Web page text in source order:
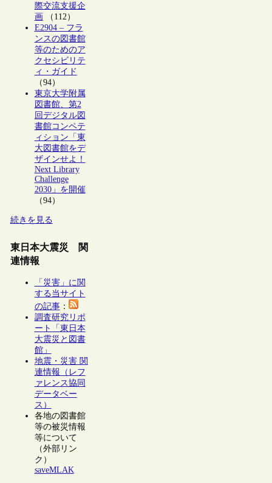
際交流支援企
画（112）
E2904 – フラ
ンスの図書館
等のためのア
クセシビリテ
ィ・ガイド
（94）
東京大学附属
図書館、第2
回デジタル図
書館コンペテ
ィション「東
大図書館をデ
ザインせよ！
Next Library
Challenge
2030」を開催
（94）
続きを見る
東日本大震災 関
連情報
「災害」に関
する当サイト
の記事：
調査研究リポ
ート「東日本
大震災と図書
館」
地震・災害 関
連情報（レフ
ァレンス協同
データベー
ス）
各地の図書館
等の被災情報
等について
（外部リン
ク）
saveMLAK